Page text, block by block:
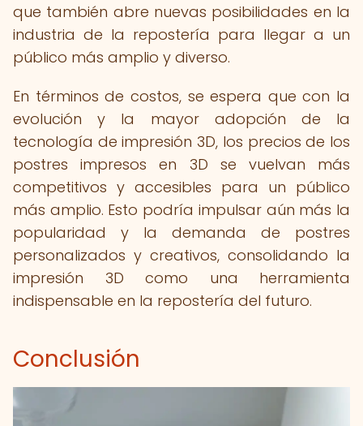
que también abre nuevas posibilidades en la
industria de la repostería para llegar a un
público más amplio y diverso.
En términos de costos, se espera que con la
evolución y la mayor adopción de la
tecnología de impresión 3D, los precios de los
postres impresos en 3D se vuelvan más
competitivos y accesibles para un público
más amplio. Esto podría impulsar aún más la
popularidad y la demanda de postres
personalizados y creativos, consolidando la
impresión 3D como una herramienta
indispensable en la repostería del futuro.
Conclusión